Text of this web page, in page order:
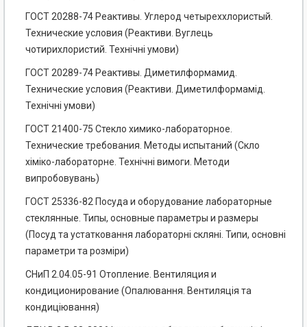
ГОСТ 20288-74 Реактивы. Углерод четыреххлористый.
Технические условия (Реактиви. Вуглець
чотирихлористий. Технічні умови)
ГОСТ 20289-74 Реактивы. Диметилформамид.
Технические условия (Реактиви. Диметилформамід.
Технічні умови)
ГОСТ 21400-75 Стекло химико-лабораторное.
Технические требования. Методы испытаний (Скло
хіміко-лабораторне. Технічні вимоги. Методи
випробовувань)
ГОСТ 25336-82 Посуда и оборудование лабораторные
стеклянные. Типы, основные параметры и размеры
(Посуд та устатковання лабораторні скляні. Типи, основні
параметри та розміри)
СНиП 2.04.05-91 Отопление. Вентиляция и
кондиционирование (Опалювання. Вентиляція та
кондиціювання)